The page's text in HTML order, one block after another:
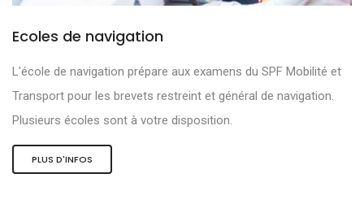
Ecoles de navigation
L'école de navigation prépare aux examens du SPF Mobilité et
Transport pour les brevets restreint et général de navigation.
Plusieurs écoles sont à votre disposition.
PLUS D'INFOS